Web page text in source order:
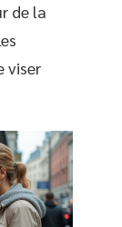
de la
viser